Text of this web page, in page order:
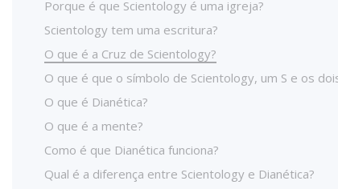
Porque é que Scientology é uma igreja?
Scientology tem uma escritura?
O que é a Cruz de Scientology?
O que é que o símbolo de Scientology, um S e os
O que é Dianética?
O que é a mente?
Como é que Dianética funciona?
Qual é a diferença entre Scientology e Dianética?